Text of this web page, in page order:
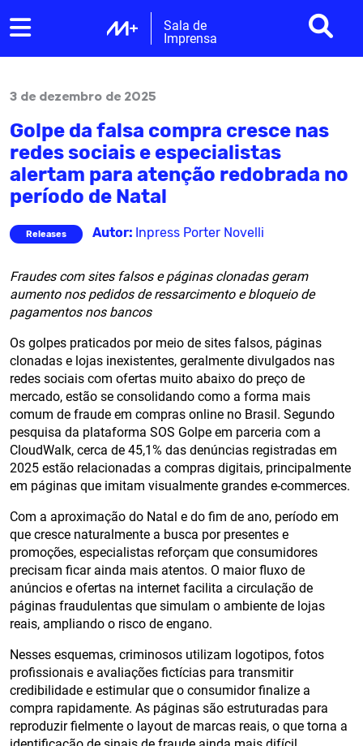
Sala de
Imprensa
3 de dezembro de 2025
Golpe da falsa compra cresce nas
redes sociais e especialistas
alertam para atenção redobrada no
período de Natal
Releases Autor: Inpress Porter Novelli
Fraudes com sites falsos e páginas clonadas geram
aumento nos pedidos de ressarcimento e bloqueio de
pagamentos nos bancos
Os golpes praticados por meio de sites falsos, páginas
clonadas e lojas inexistentes, geralmente divulgados nas
redes sociais com ofertas muito abaixo do preço de
mercado, estão se consolidando como a forma mais
comum de fraude em compras online no Brasil. Segundo
pesquisa da plataforma SOS Golpe em parceria com a
CloudWalk, cerca de 45,1% das denúncias registradas em
2025 estão relacionadas a compras digitais, principalmente
em páginas que imitam visualmente grandes e-commerces.
Com a aproximação do Natal e do fim de ano, período em
que cresce naturalmente a busca por presentes e
promoções, especialistas reforçam que consumidores
precisam ficar ainda mais atentos. O maior fluxo de
anúncios e ofertas na internet facilita a circulação de
páginas fraudulentas que simulam o ambiente de lojas
reais, ampliando o risco de engano.
Nesses esquemas, criminosos utilizam logotipos, fotos
profissionais e avaliações fictícias para transmitir
credibilidade e estimular que o consumidor finalize a
compra rapidamente. As páginas são estruturadas para
reproduzir fielmente o layout de marcas reais, o que torna a